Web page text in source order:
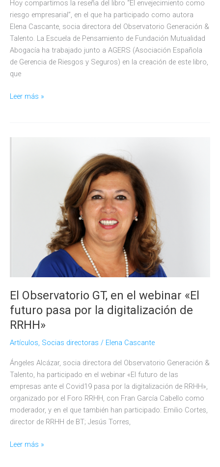
Hoy compartimos la reseña del libro “El envejecimiento como
riesgo empresarial”, en el que ha participado como autora
Elena Cascante, socia directora del Observatorio Generación &
Talento. La Escuela de Pensamiento de Fundación Mutualidad
Abogacía ha trabajado junto a AGERS (Asociación Española
de Gerencia de Riesgos y Seguros) en la creación de este libro,
que
“El
Leer más »
El Observatorio GT, en el webinar «El
futuro pasa por la digitalización de
RRHH»
Artículos, Socias directoras / Elena Cascante
Ángeles Alcázar, socia directora del Observatorio Generación &
Talento, ha participado en el webinar «El futuro de las
empresas ante el Covid19 pasa por la digitalización de RRHH»,
organizado por el Foro RRHH, con Fran García Cabello como
moderador, y en el que también han participado: Emilio Cortes,
director de RRHH de BT; Jesús Torres,
El
Leer más »